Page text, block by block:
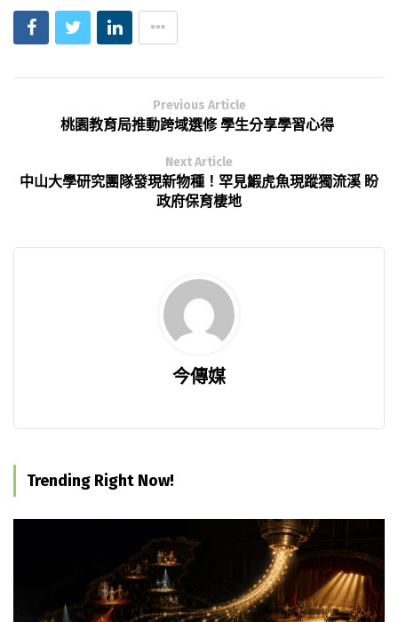
Previous Article
桃園教育局推動跨域選修 學生分享學習心得
Next Article
中山大學研究團隊發現新物種！罕見鰕虎魚現蹤獨流溪 盼
政府保育棲地
今傳媒
Trending Right Now!